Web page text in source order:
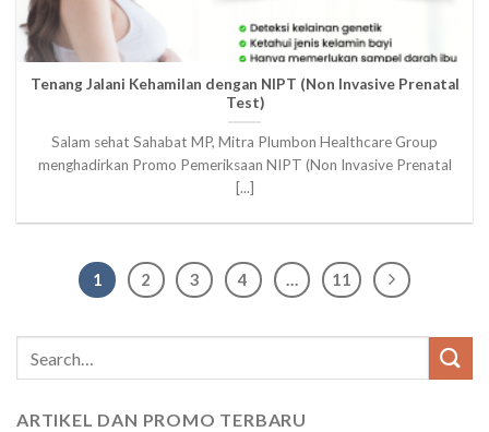
Tenang Jalani Kehamilan dengan NIPT (Non Invasive Prenatal
Test)
Salam sehat Sahabat MP, Mitra Plumbon Healthcare Group
menghadirkan Promo Pemeriksaan NIPT (Non Invasive Prenatal
[...]
1 2 3 4 11
ARTIKEL DAN PROMO TERBARU